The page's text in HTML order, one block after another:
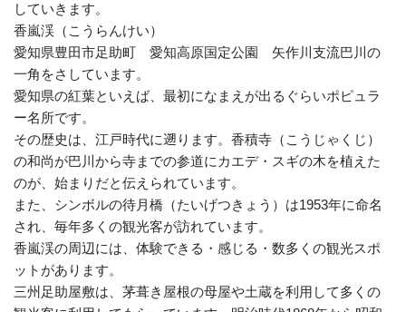
していきます。
香嵐渓（こうらんけい）
愛知県豊田市足助町 愛知高原国定公園 矢作川支流巴川の
一角をさしています。
愛知県の紅葉といえば、最初になまえが出るぐらいポピュラ
ー名所です。
その歴史は、江戸時代に遡ります。香積寺（こうじゃくじ）
の和尚が巴川から寺までの参道にカエデ・スギの木を植えた
のが、始まりだと伝えられています。
また、シンボルの待月橋（たいげつきょう）は1953年に命名
され、毎年多くの観光客が訪れています。
香嵐渓の周辺には、体験できる・感じる・数多くの観光スポ
ットがあります。
三州足助屋敷は、茅葺き屋根の母屋や土蔵を利用して多くの